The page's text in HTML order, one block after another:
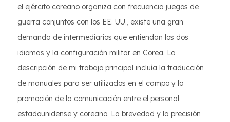
el ejército coreano organiza con frecuencia juegos de
guerra conjuntos con los EE. UU., existe una gran
demanda de intermediarios que entiendan los dos
idiomas y la configuración militar en Corea. La
descripción de mi trabajo principal incluía la traducción
de manuales para ser utilizados en el campo y la
promoción de la comunicación entre el personal
estadounidense y coreano. La brevedad y la precisión